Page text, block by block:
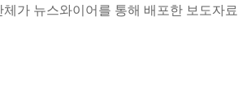
체가 뉴스와이어를 통해 배포한 보도자